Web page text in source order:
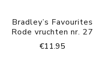
Bradley’s Favourites
Rode vruchten nr. 27
€11.95